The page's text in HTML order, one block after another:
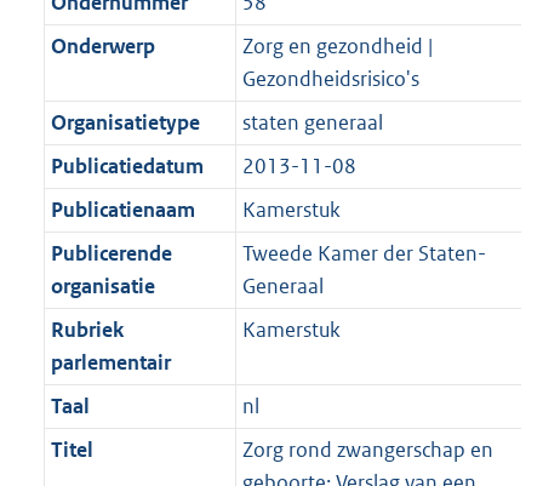
Onderwerp
Zorg en gezondheid |
Gezondheidsrisico's
Organisatietype
staten generaal
Publicatiedatum
2013-11-08
Publicatienaam
Kamerstuk
Publicerende
organisatie
Tweede Kamer der Staten-
Generaal
Rubriek
parlementair
Kamerstuk
Taal
nl
Titel
Zorg rond zwangerschap en